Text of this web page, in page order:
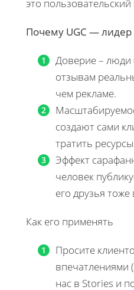
это пользовательский
Почему UGC — лидер
Доверие –
отзывам
чем рекламе.
создают сами
тратить
Эффект
человек
его друзья
Как его применять
Просите
впечатлениями
нас в Stories и